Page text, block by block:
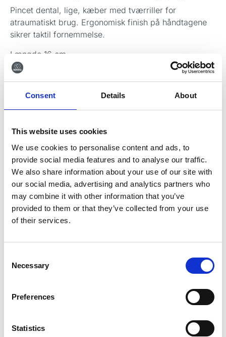
Consent Details About
This website uses cookies
We use cookies to personalise content and ads, to
provide social media features and to analyse our traffic.
We also share information about your use of our site with
our social media, advertising and analytics partners who
may combine it with other information that you’ve
provided to them or that they’ve collected from your use
of their services.
Selection
Necessary
Preferences
Statistics
Pincet dental, lige, kæber med tværriller for
atraumatiskt brug. Ergonomisk finish på håndtagene
sikrer taktil fornemmelse.
Længde 16 cm.
Pincet dental er fremstillet 100% i Tyskland i rustfrit
stål, særligt egnet til pincetter.
Rengøringsvejledning
Her finder du
af vores